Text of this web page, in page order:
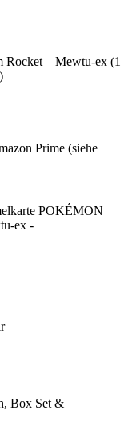
Rocket – Mewtu-ex (1
Prime (siehe
POKÉMON
ex -
Box Set &